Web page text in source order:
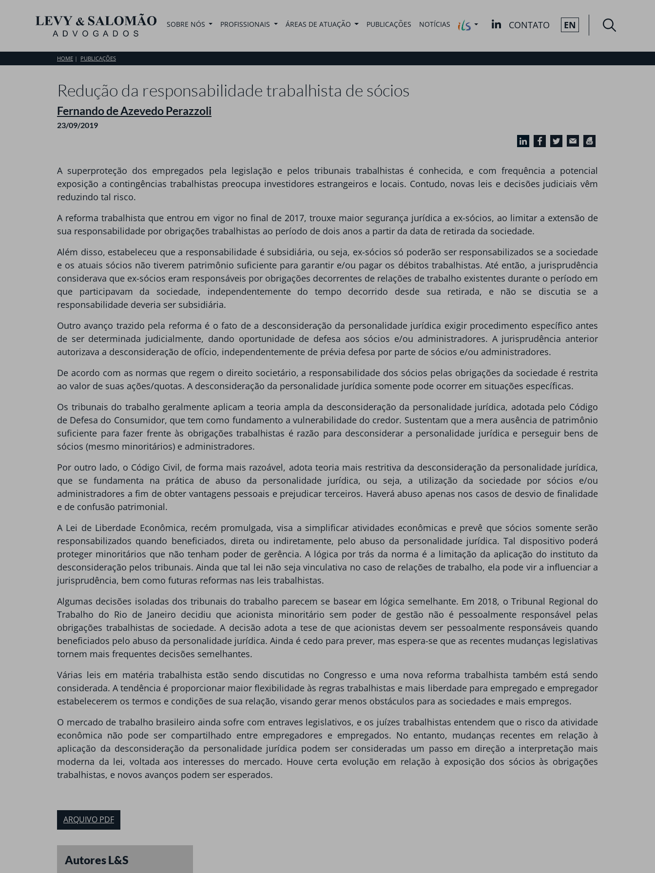
SOBRE NÓS PROFISSIONAIS ÁREAS DE ATUAÇÃO PUBLICAÇÕES NOTÍCIAS CONTATO EN
HOME PUBLICAÇÕES
Redução da responsabilidade trabalhista de sócios
Fernando de Azevedo Perazzoli
23/09/2019
A superproteção dos empregados pela legislação e pelos tribunais trabalhistas é conhecida, e com frequência a potencial
exposição a contingências trabalhistas preocupa investidores estrangeiros e locais. Contudo, novas leis e decisões judiciais vêm
reduzindo tal risco.
A reforma trabalhista que entrou em vigor no final de 2017, trouxe maior segurança jurídica a ex-sócios, ao limitar a extensão de
sua responsabilidade por obrigações trabalhistas ao período de dois anos a partir da data de retirada da sociedade.
Além disso, estabeleceu que a responsabilidade é subsidiária, ou seja, ex-sócios só poderão ser responsabilizados se a sociedade
e os atuais sócios não tiverem patrimônio suficiente para garantir e/ou pagar os débitos trabalhistas. Até então, a jurisprudência
considerava que ex-sócios eram responsáveis por obrigações decorrentes de relações de trabalho existentes durante o período em
que participavam da sociedade, independentemente do tempo decorrido desde sua retirada, e não se discutia se a
responsabilidade deveria ser subsidiária.
Outro avanço trazido pela reforma é o fato de a desconsideração da personalidade jurídica exigir procedimento específico antes
de ser determinada judicialmente, dando oportunidade de defesa aos sócios e/ou administradores. A jurisprudência anterior
autorizava a desconsideração de ofício, independentemente de prévia defesa por parte de sócios e/ou administradores.
De acordo com as normas que regem o direito societário, a responsabilidade dos sócios pelas obrigações da sociedade é restrita
ao valor de suas ações/quotas. A desconsideração da personalidade jurídica somente pode ocorrer em situações específicas.
Os tribunais do trabalho geralmente aplicam a teoria ampla da desconsideração da personalidade jurídica, adotada pelo Código
de Defesa do Consumidor, que tem como fundamento a vulnerabilidade do credor. Sustentam que a mera ausência de patrimônio
suficiente para fazer frente às obrigações trabalhistas é razão para desconsiderar a personalidade jurídica e perseguir bens de
sócios (mesmo minoritários) e administradores.
Por outro lado, o Código Civil, de forma mais razoável, adota teoria mais restritiva da desconsideração da personalidade jurídica,
que se fundamenta na prática de abuso da personalidade jurídica, ou seja, a utilização da sociedade por sócios e/ou
administradores a fim de obter vantagens pessoais e prejudicar terceiros. Haverá abuso apenas nos casos de desvio de finalidade
e de confusão patrimonial.
A Lei de Liberdade Econômica, recém promulgada, visa a simplificar atividades econômicas e prevê que sócios somente serão
responsabilizados quando beneficiados, direta ou indiretamente, pelo abuso da personalidade jurídica. Tal dispositivo poderá
proteger minoritários que não tenham poder de gerência. A lógica por trás da norma é a limitação da aplicação do instituto da
desconsideração pelos tribunais. Ainda que tal lei não seja vinculativa no caso de relações de trabalho, ela pode vir a influenciar a
jurisprudência, bem como futuras reformas nas leis trabalhistas.
Algumas decisões isoladas dos tribunais do trabalho parecem se basear em lógica semelhante. Em 2018, o Tribunal Regional do
Trabalho do Rio de Janeiro decidiu que acionista minoritário sem poder de gestão não é pessoalmente responsável pelas
obrigações trabalhistas de sociedade. A decisão adota a tese de que acionistas devem ser pessoalmente responsáveis quando
beneficiados pelo abuso da personalidade jurídica. Ainda é cedo para prever, mas espera-se que as recentes mudanças legislativas
tornem mais frequentes decisões semelhantes.
Várias leis em matéria trabalhista estão sendo discutidas no Congresso e uma nova reforma trabalhista também está sendo
considerada. A tendência é proporcionar maior flexibilidade às regras trabalhistas e mais liberdade para empregado e empregador
estabelecerem os termos e condições de sua relação, visando gerar menos obstáculos para as sociedades e mais empregos.
O mercado de trabalho brasileiro ainda sofre com entraves legislativos, e os juízes trabalhistas entendem que o risco da atividade
econômica não pode ser compartilhado entre empregadores e empregados. No entanto, mudanças recentes em relação à
aplicação da desconsideração da personalidade jurídica podem ser consideradas um passo em direção a interpretação mais
moderna da lei, voltada aos interesses do mercado. Houve certa evolução em relação à exposição dos sócios às obrigações
trabalhistas, e novos avanços podem ser esperados.
ARQUIVO PDF
Autores L&S